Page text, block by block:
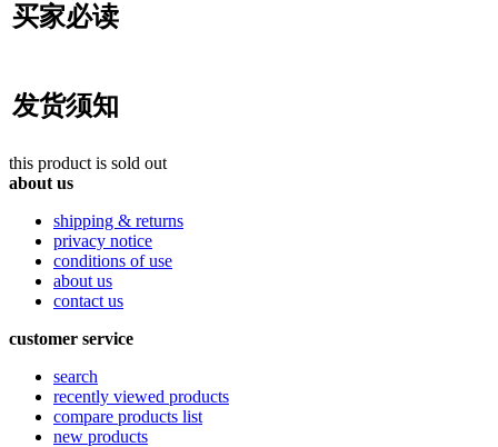
买家必读
发货须知
this product is sold out
about us
shipping & returns
privacy notice
conditions of use
about us
contact us
customer service
search
recently viewed products
compare products list
new products